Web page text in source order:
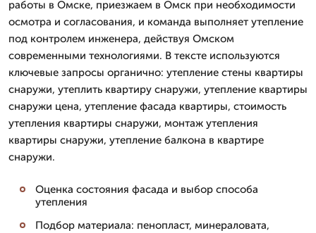
работы в Омске, приезжаем в Омск при необходимости
осмотра и согласования, и команда выполняет утепление
под контролем инженера, действуя Омском
современными технологиями. В тексте используются
ключевые запросы органично: утепление стены квартиры
снаружи, утеплить квартиру снаружи, утепление квартиры
снаружи цена, утепление фасада квартиры, стоимость
утепления квартиры снаружи, монтаж утепления
квартиры снаружи, утепление балкона в квартире
снаружи.
Оценка состояния фасада и выбор способа
утепления
Подбор материала: пенопласт, минераловата,